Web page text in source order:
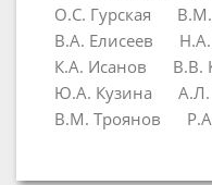
О.С. Гурская
В.М.
В.А. Елисеев
К.А. Исанов
В.В.
Ю.А. Кузина
В.М. Троянов